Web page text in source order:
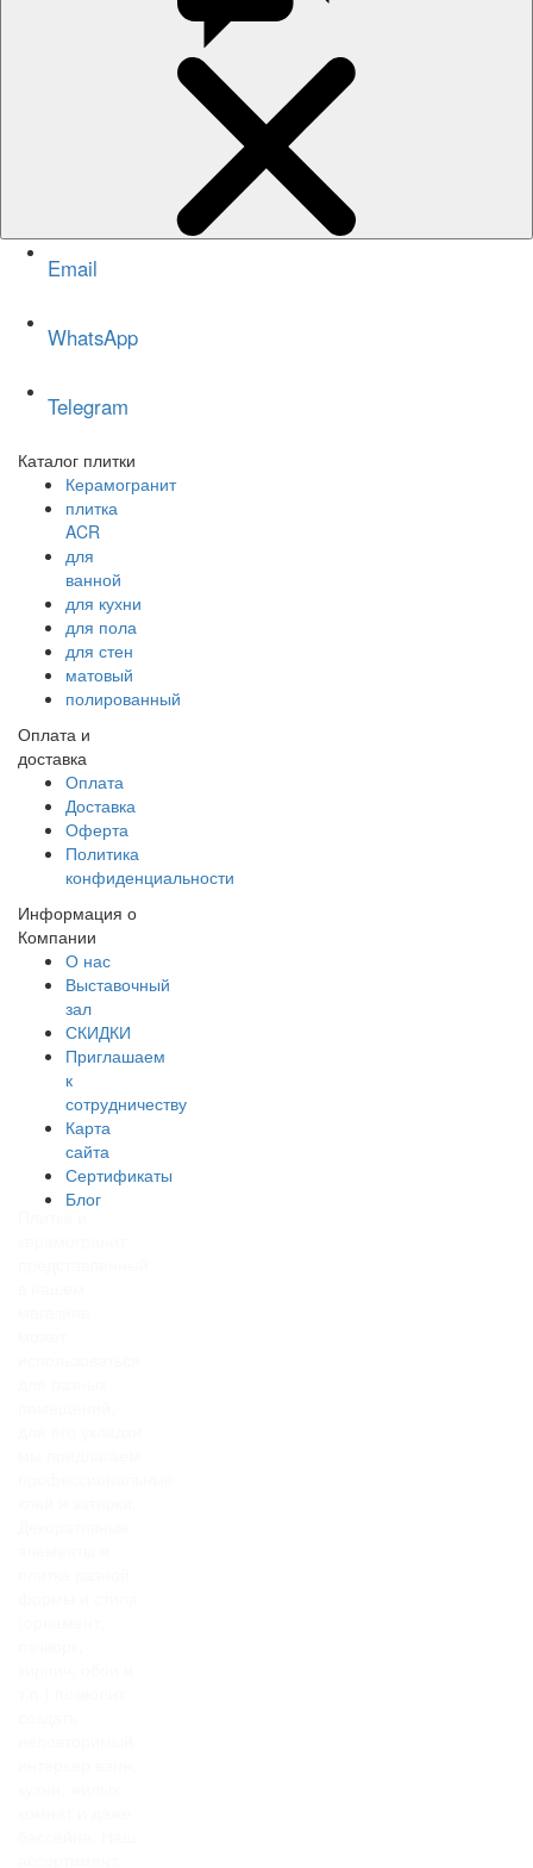
Email
WhatsApp
Telegram
Каталог плитки
Керамогранит
плитка
ACR
для
ванной
для кухни
для пола
для стен
матовый
полированный
Оплата и
доставка
Оплата
Доставка
Оферта
Политика
конфиденциальности
Информация о
Компании
О нас
Выставочный
зал
СКИДКИ
Приглашаем
к
сотрудничеству
Карта
сайта
Сертификаты
Блог